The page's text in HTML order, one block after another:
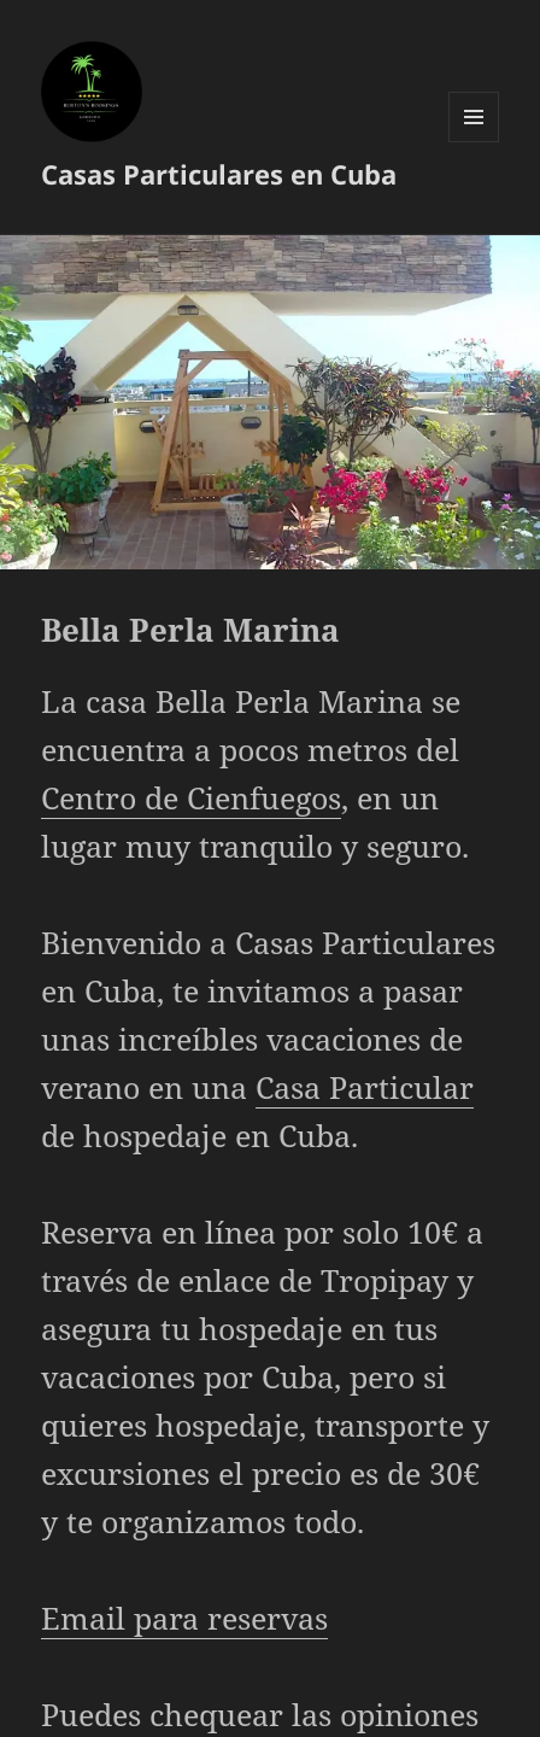
Casas Particulares en Cuba
Bella Perla Marina
La casa Bella Perla Marina se
encuentra a pocos metros del
Centro de Cienfuegos, en un
lugar muy tranquilo y seguro.
Bienvenido a Casas Particulares
en Cuba, te invitamos a pasar
unas increíbles vacaciones de
verano en una Casa Particular
de hospedaje en Cuba.
Reserva en línea por solo 10€ a
través de enlace de Tropipay y
asegura tu hospedaje en tus
vacaciones por Cuba, pero si
quieres hospedaje, transporte y
excursiones el precio es de 30€
y te organizamos todo.
Email para reservas
Puedes chequear las opiniones